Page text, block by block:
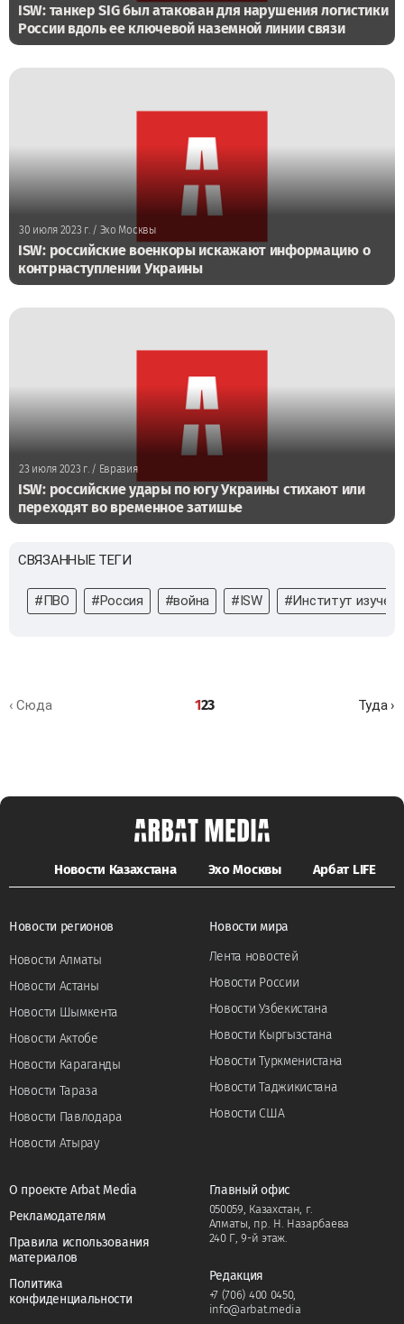
ISW: танкер SIG был атакован для нарушения логистики
России вдоль ее ключевой наземной линии связи
30 июля 2023 г. / Эхо Москвы
ISW: российские военкоры искажают информацию о
контрнаступлении Украины
23 июля 2023 г./ Евразия
ISW: российские удары по югу Украины стихают или
переходят во временное затишье
СВЯЗАННЫЕ ТЕГИ
#ПВО #Россия #война #ISW #Институт
‹ Сюда 123 Туда ›
Новости Казахстана Эхо Москвы Арбат LIFE
Новости регионов
Новости Алматы
Новости Астаны
Новости Шымкента
Новости Актобе
Новости Караганды
Новости Тараза
Новости Павлодара
Новости Атырау
Новости мира
Лента новостей
Новости России
Новости Узбекистана
Новости Кыргызстана
Новости Туркменистана
Новости Таджикистана
Новости США
О проекте Arbat Media
Рекламодателям
Правила использования
материалов
Политика
конфиденциальности
Главный офис
050059, Казахстан, г.
Алматы, пр. Н. Назарбаева
240 Г, 9-й этаж.
Редакция
+7 (706) 400 0450,
info@arbat.media